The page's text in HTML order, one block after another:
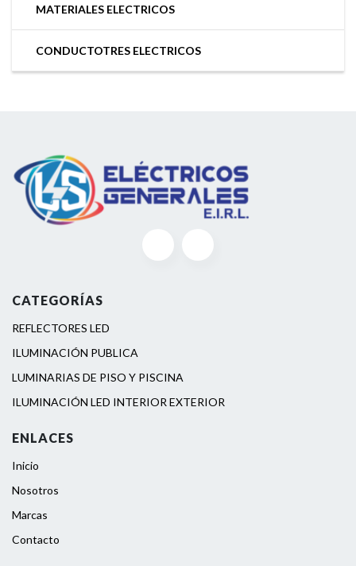
MATERIALES ELECTRICOS
CONDUCTOTRES ELECTRICOS
CATEGORÍAS
REFLECTORES LED
ILUMINACIÓN PUBLICA
LUMINARIAS DE PISO Y PISCINA
ILUMINACIÓN LED INTERIOR EXTERIOR
ENLACES
Inicio
Nosotros
Marcas
Contacto